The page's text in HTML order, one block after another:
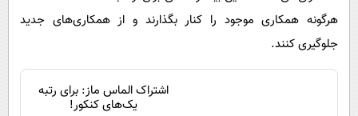
هرگونه همکاری موجود را کنار بگذارند و از همکاری‌های جدید
جلوگیری کنند.
اشتراک الماس ماز: برای رتبه
یک‌های کنکور!